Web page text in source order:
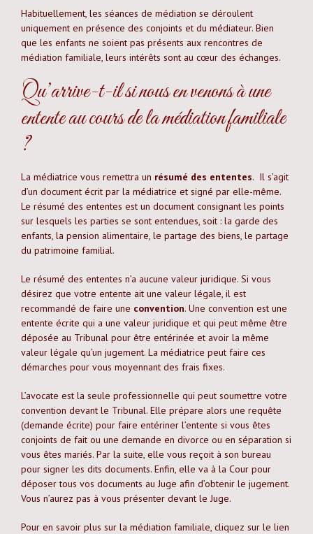
Habituellement, les séances de médiation se déroulent
uniquement en présence des conjoints et du médiateur. Bien
que les enfants ne soient pas présents aux rencontres de
médiation familiale, leurs intérêts sont au cœur des échanges.
Qu’arrive-t-il si nous en venons à une
entente au cours de la médiation familiale
?
La médiatrice vous remettra un résumé des ententes. Il s’agit
d’un document écrit par la médiatrice et signé par elle-même.
Le résumé des ententes est un document consignant les points
sur lesquels les parties se sont entendues, soit : la garde des
enfants, la pension alimentaire, le partage des biens, le partage
du patrimoine familial.
Le résumé des ententes n’a aucune valeur juridique. Si vous
désirez que votre entente ait une valeur légale, il est
recommandé de faire une convention. Une convention est une
entente écrite qui a une valeur juridique et qui peut même être
déposée au Tribunal pour être entérinée et avoir la même
valeur légale qu’un jugement. La médiatrice peut faire ces
démarches pour vous moyennant des frais fixes.
L’avocate est la seule professionnelle qui peut soumettre votre
convention devant le Tribunal. Elle prépare alors une requête
(demande écrite) pour faire entériner l’entente si vous êtes
conjoints de fait ou une demande en divorce ou en séparation si
vous êtes mariés. Par la suite, elle vous reçoit à son bureau
pour signer les dits documents. Enfin, elle va à la Cour pour
déposer tous vos documents au Juge afin d’obtenir le jugement.
Vous n’aurez pas à vous présenter devant le Juge.
Pour en savoir plus sur la médiation familiale, cliquez sur le lien